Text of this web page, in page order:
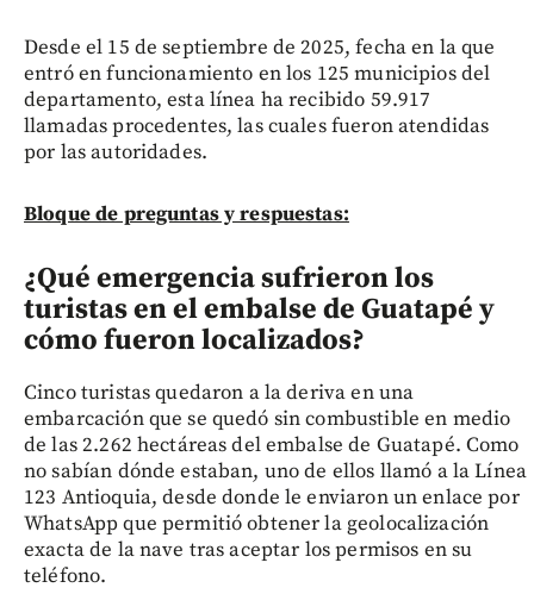
Desde el 15 de septiembre de 2025, fecha en la que
entró en funcionamiento en los 125 municipios del
departamento, esta línea ha recibido 59.917
llamadas procedentes, las cuales fueron atendidas
por las autoridades.
Bloque de preguntas y respuestas:
¿Qué emergencia sufrieron los
turistas en el embalse de Guatapé y
cómo fueron localizados?
Cinco turistas quedaron a la deriva en una
embarcación que se quedó sin combustible en medio
de las 2.262 hectáreas del embalse de Guatapé. Como
no sabían dónde estaban, uno de ellos llamó a la Línea
123 Antioquia, desde donde le enviaron un enlace por
WhatsApp que permitió obtener la geolocalización
exacta de la nave tras aceptar los permisos en su
teléfono.